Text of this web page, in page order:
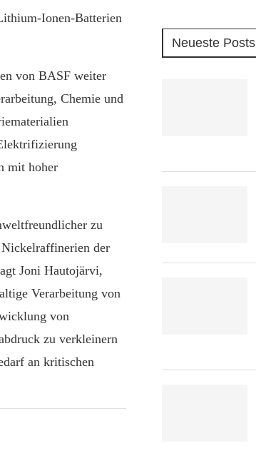
Ionen-Batterien
von BASF weiter
Chemie und
mit hoher
zu
der
Joni Hautojärvi,
Verarbeitung von
von
zu verkleinern
an kritischen
Neueste Posts